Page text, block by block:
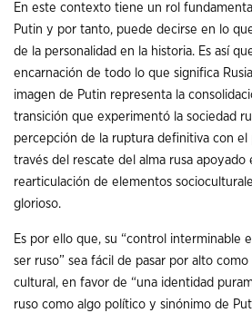
En este contexto tiene un rol
Putin y por tanto, puede decirse en lo
de la personalidad en la historia. Es así
encarnación de todo lo que significa
imagen de Putin representa la
transición que experimentó la sociedad
percepción de la ruptura definitiva con el
través del rescate del alma rusa apoyado
rearticulación de elementos
glorioso.
Es por ello que, su “control interminable
ser ruso” sea fácil de pasar por alto
cultural, en favor de “una identidad
ruso como algo político y sinónimo de